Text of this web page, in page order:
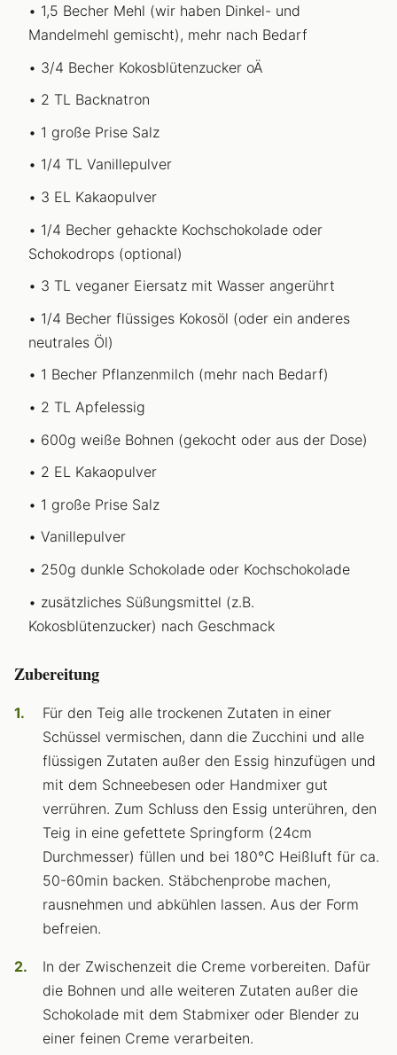
1,5 Becher Mehl (wir haben Dinkel- und
Mandelmehl gemischt), mehr nach Bedarf
3/4 Becher Kokosblütenzucker oÄ
2 TL Backnatron
1 große Prise Salz
1/4 TL Vanillepulver
3 EL Kakaopulver
1/4 Becher gehackte Kochschokolade oder
Schokodrops (optional)
3 TL veganer Eiersatz mit Wasser angerührt
1/4 Becher flüssiges Kokosöl (oder ein anderes
neutrales Öl)
1 Becher Pflanzenmilch (mehr nach Bedarf)
2 TL Apfelessig
600g weiße Bohnen (gekocht oder aus der Dose)
2 EL Kakaopulver
1 große Prise Salz
Vanillepulver
250g dunkle Schokolade oder Kochschokolade
zusätzliches Süßungsmittel (z.B.
Kokosblütenzucker) nach Geschmack
Zubereitung
Für den Teig alle trockenen Zutaten in einer
Schüssel vermischen, dann die Zucchini und alle
flüssigen Zutaten außer den Essig hinzufügen und
mit dem Schneebesen oder Handmixer gut
verrühren. Zum Schluss den Essig unterühren, den
Teig in eine gefettete Springform (24cm
Durchmesser) füllen und bei 180°C Heißluft für ca.
50-60min backen. Stäbchenprobe machen,
rausnehmen und abkühlen lassen. Aus der Form
befreien.
In der Zwischenzeit die Creme vorbereiten. Dafür
die Bohnen und alle weiteren Zutaten außer die
Schokolade mit dem Stabmixer oder Blender zu
einer feinen Creme verarbeiten.